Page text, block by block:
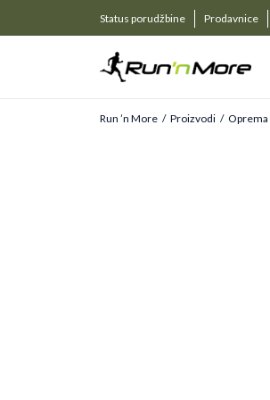
Status porudžbine Prodavnice
Kreditnim karticama
Run ’n More Proizvodi Oprema